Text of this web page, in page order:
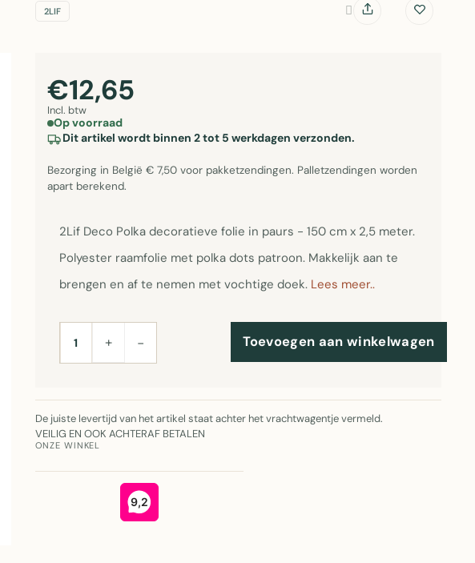
2LIF
€12,65
Incl. btw
Op voorraad
Dit artikel wordt binnen 2 tot 5 werkdagen verzonden.
Bezorging in België € 7,50 voor pakketzendingen. Palletzendingen worden
apart berekend.
2Lif Deco Polka decoratieve folie in paurs - 150 cm x 2,5 meter.
Polyester raamfolie met polka dots patroon. Makkelijk aan te
brengen en af te nemen met vochtige doek. Lees meer..
AANTAL+ − Toevoegen aan winkelwagen
De juiste levertijd van het artikel staat achter het vrachtwagentje vermeld.
VEILIG EN OOK ACHTERAF BETALEN
ONZE WINKEL